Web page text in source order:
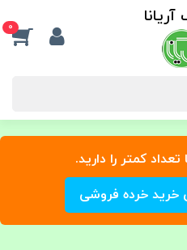
کمتر را دارید.
خرید خرده فروشی
0